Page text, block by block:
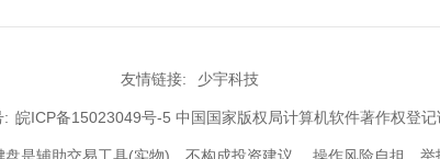
友情链接: 少宇科技
: 皖ICP备15023049号-5 中国国家版权局计算机软件著作权登